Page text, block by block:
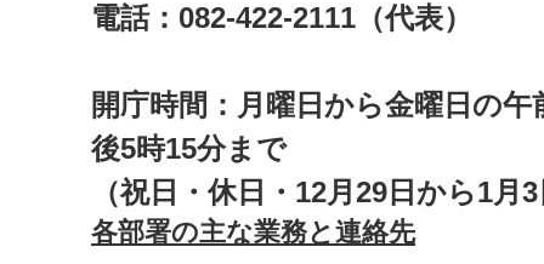
電話：082-422-2111（代表）
開庁時間：月曜日から金曜日の午
後5時15分まで
（祝日・休日・12月29日から1月
各部署の主な業務と連絡先